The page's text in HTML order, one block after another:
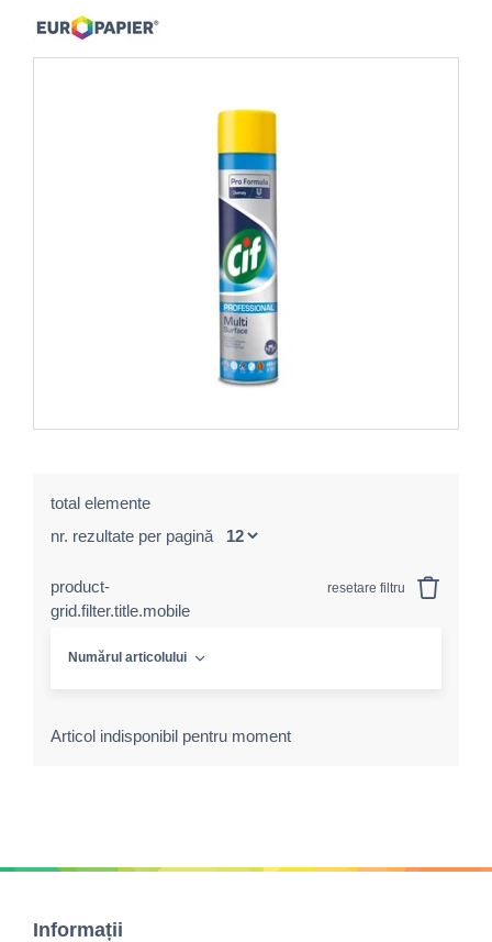
total elemente
nr. rezultate per pagină
product-
grid.filter.title.mobile
resetare filtru
Numărul articolului
Articol indisponibil pentru moment
Informații